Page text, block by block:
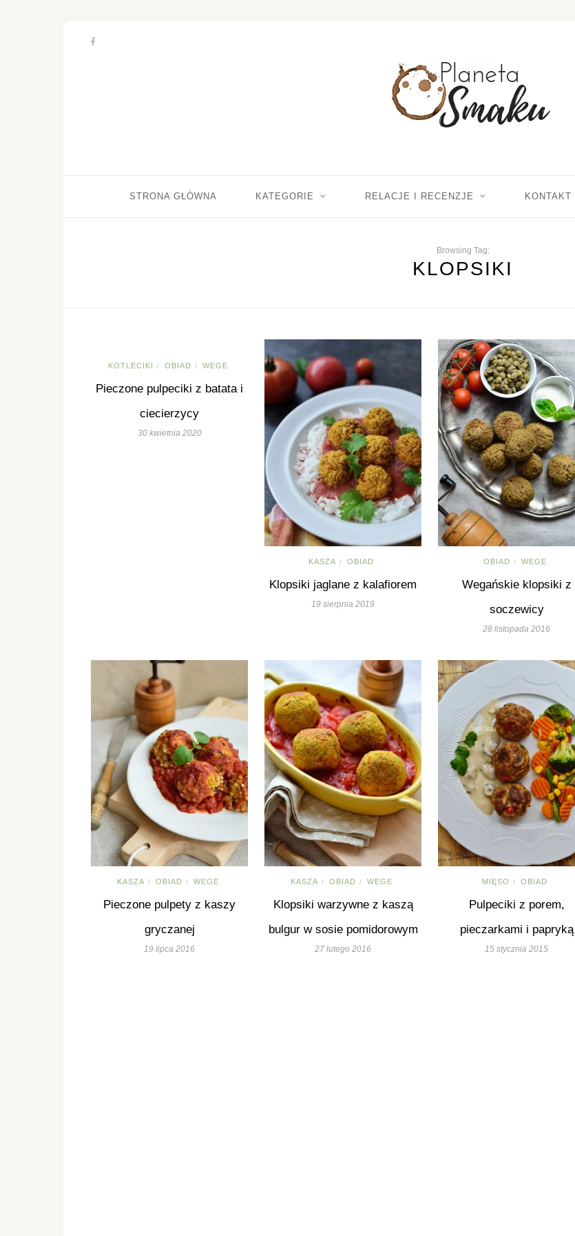
STRONA GŁÓWNA KATEGORIE RELACJE I RECENZJE
Browsing Tag:
KLOPSIKI
KOTLECIKI / OBIAD / WEGE
Pieczone pulpeciki z batata i
ciecierzycy
30 kwietnia 2020
KASZA / OBIAD
Klopsiki jaglane z kalafiorem
19 sierpnia 2019
OBIAD / WEGE
Wegańskie klopsiki z
soczewicy
28 listopada 2016
KASZA / OBIAD / WEGE
Pieczone pulpety z kaszy
gryczanej
19 lipca 2016
KASZA / OBIAD / WEGE
Klopsiki warzywne z kaszą
bulgur w sosie pomidorowym
27 lutego 2016
MIĘSO / OBIAD
Pulpeciki z porem,
pieczarkami i papryką
15 stycznia 2015